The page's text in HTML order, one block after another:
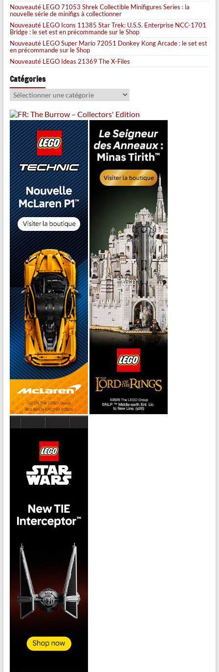
Nouveauté LEGO 71053 Shrek Collectible Minifigures Series : la
nouvelle série de minifigs à collectionner
Nouveauté LEGO Icons 11385 Star Trek: U.S.S. Enterprise NCC-1701
Bridge : le set est en précommande sur le Shop
Nouveauté LEGO Super Mario 72051 Donkey Kong Arcade : le set est
en précommande sur le Shop
Nouveauté LEGO Ideas 21369 The X-Files
Catégories
Catégories